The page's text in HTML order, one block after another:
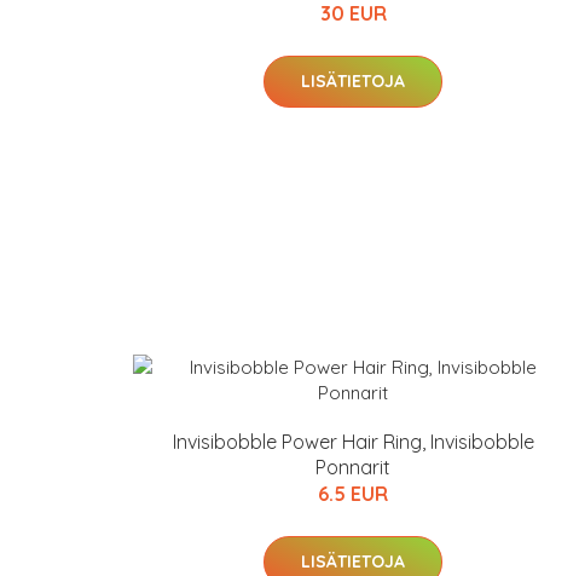
30 EUR
LISÄTIETOJA
Invisibobble Power Hair Ring, Invisibobble
Ponnarit
6.5 EUR
LISÄTIETOJA